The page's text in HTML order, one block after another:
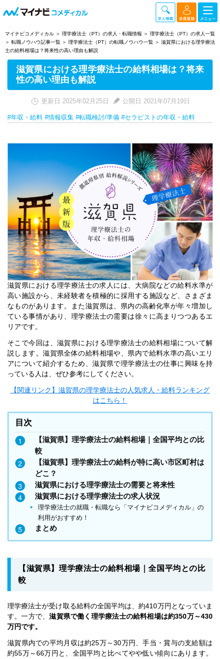
マイナビコメディカル 理学療法士（PT）の求人・転職情報
理学療法士（PT）の求人一覧
転職ノウハウ記事一覧
理学療法士（PT）の転職ノウハウ一覧
滋賀県における理学療法
士の給料相場は？将来性の高い理由も解説
滋賀県における理学療法士の給料相場は？将来
性の高い理由も解説
更新日 2025年02月25日 公開日 2021年07月19日
#年収・給料 #情報収集 #転職検討/準備 #セラピストの年収・給料
滋賀県における理学療法士の求人には、大病院などの給料水準が
高い施設から、未経験者を積極的に採用する施設など、さまざま
なものがあります。また滋賀県は、県内の高齢化率が年々増加し
ている事情があり、理学療法士の需要は徐々に高まりつつあるエ
リアです。
そこで今回は、滋賀県における理学療法士の給料相場について解
説します。滋賀県全体の給料相場や、県内で給料水準の高いエリ
アについて紹介するため、滋賀県で理学療法士の仕事に興味を持
っている人は、ぜひ参考にしてください。
【関連リンク】滋賀県の理学療法士の人気求人・給料ランキング
はこちら！
目次
【滋賀県】理学療法士の給料相場｜全国平均との比
較
【滋賀県】理学療法士の給料が特に高い市区町村は
どこ？
滋賀県における理学療法士の需要と将来性
滋賀県における理学療法士の求人状況
理学療法士の就職・転職なら「マイナビコメディカル」の
利用がおすすめ！
まとめ
【滋賀県】理学療法士の給料相場｜全国平均との比
較
理学療法士が受け取る給料の全国平均は、約410万円となっていま
す。一方で、滋賀県で働く理学療法士の給料相場は約350万～430
万円です。
滋賀県内での平均月収は約25万～30万円、手当・賞与の支給額は
約55万～66万円と、全国平均と比べてやや低い傾向にあります。